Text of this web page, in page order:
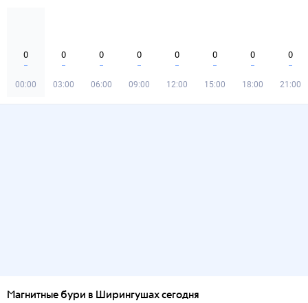
0
00:00
0
03:00
0
06:00
0
09:00
0
12:00
0
15:00
0
18:00
0
21:00
Магнитные бури в Ширингушах сегодня